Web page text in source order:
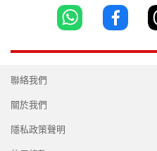
聯絡我們
關於我們
隱私政策聲明